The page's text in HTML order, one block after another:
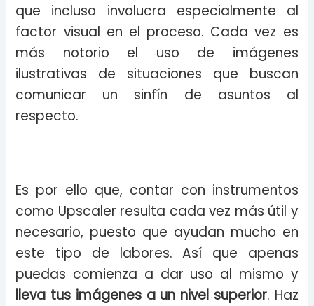
que incluso involucra especialmente al
factor visual en el proceso. Cada vez es
más notorio el uso de imágenes
ilustrativas de situaciones que buscan
comunicar un sinfín de asuntos al
respecto.
Es por ello que, contar con instrumentos
como Upscaler resulta cada vez más útil y
necesario, puesto que ayudan mucho en
este tipo de labores. Así que apenas
puedas comienza a dar uso al mismo y
lleva tus imágenes a un nivel superior. Haz